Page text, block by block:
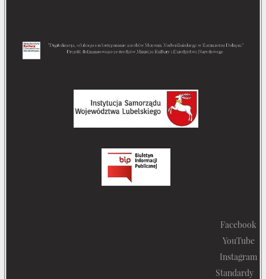
Facebook
YouTube
Instagram
Standardy